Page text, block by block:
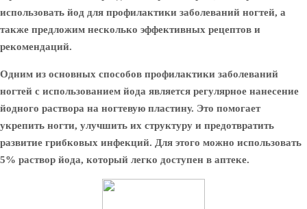
использовать йод для профилактики заболеваний ногтей, а
также предложим несколько эффективных рецептов и
рекомендаций.
Одним из основных способов профилактики заболеваний
ногтей с использованием йода является регулярное нанесение
йодного раствора на ногтевую пластину. Это помогает
укрепить ногти, улучшить их структуру и предотвратить
развитие грибковых инфекций. Для этого можно использовать
5% раствор йода, который легко доступен в аптеке.